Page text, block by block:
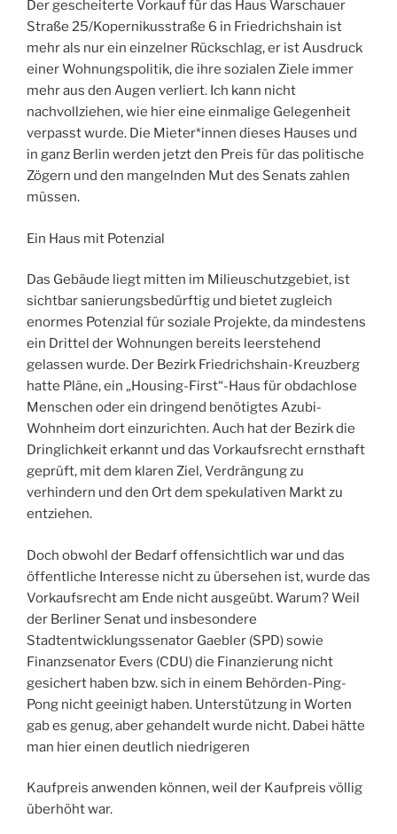
Der gescheiterte Vorkauf für das Haus Warschauer
Straße 25/Kopernikusstraße 6 in Friedrichshain ist
mehr als nur ein einzelner Rückschlag, er ist Ausdruck
einer Wohnungspolitik, die ihre sozialen Ziele immer
mehr aus den Augen verliert. Ich kann nicht
nachvollziehen, wie hier eine einmalige Gelegenheit
verpasst wurde. Die Mieter*innen dieses Hauses und
in ganz Berlin werden jetzt den Preis für das politische
Zögern und den mangelnden Mut des Senats zahlen
müssen.
Ein Haus mit Potenzial
Das Gebäude liegt mitten im Milieuschutzgebiet, ist
sichtbar sanierungsbedürftig und bietet zugleich
enormes Potenzial für soziale Projekte, da mindestens
ein Drittel der Wohnungen bereits leerstehend
gelassen wurde. Der Bezirk Friedrichshain-Kreuzberg
hatte Pläne, ein „Housing-First“-Haus für obdachlose
Menschen oder ein dringend benötigtes Azubi-
Wohnheim dort einzurichten. Auch hat der Bezirk die
Dringlichkeit erkannt und das Vorkaufsrecht ernsthaft
geprüft, mit dem klaren Ziel, Verdrängung zu
verhindern und den Ort dem spekulativen Markt zu
entziehen.
Doch obwohl der Bedarf offensichtlich war und das
öffentliche Interesse nicht zu übersehen ist, wurde das
Vorkaufsrecht am Ende nicht ausgeübt. Warum? Weil
der Berliner Senat und insbesondere
Stadtentwicklungssenator Gaebler (SPD) sowie
Finanzsenator Evers (CDU) die Finanzierung nicht
gesichert haben bzw. sich in einem Behörden-Ping-
Pong nicht geeinigt haben. Unterstützung in Worten
gab es genug, aber gehandelt wurde nicht. Dabei hätte
man hier einen deutlich niedrigeren
Kaufpreis anwenden können, weil der Kaufpreis völlig
überhöht war.